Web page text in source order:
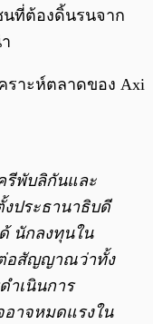
นที่ต้องดิ้นรนจาก
ราะห์ตลาดของ Axi
รีพับลิกันและ
ประธานาธิบดี
นักลงทุนใน
ต่อสัญญาณว่าทั้ง
ำเนินการ
อาจหมดแรงใน